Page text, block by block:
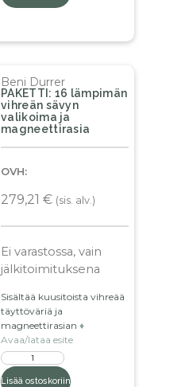
Beni Durrer
PAKETTI: 16 lämpimän
vihreän sävyn
valikoima ja
magneettirasia
OVH:
279,21€ (sis. alv.)
Ei varastossa, vain
jälkitoimituksena
Sisältää kuusitoista vihreää
täyttöväriä ja
magneettirasian♦️
Avaa/lataa esite
Lisää ostoskoriin